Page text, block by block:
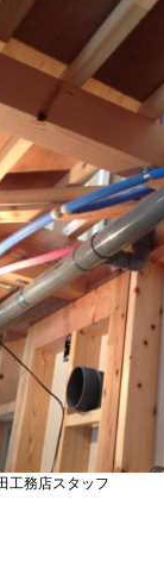
工務店スタッフ